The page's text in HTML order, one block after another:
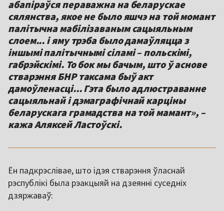
абапіраўся пераважна на беларускае
сялянства, якое не было яшчэ на той момант
палітычна мабілізаваным сацыяльным
слоем... і яму трэба было дамаўляцца з
іншымі палітычнымі сіламі – польскімі,
габрэйскімі. То бок мы бачым, што ў аснове
стварэння БНР таксама быў акт
дамоўленасці... Гэта было адлюстраванне
сацыяльнай і дэмаграфічнай карціны
беларускага грамадства на той мамант», –
кажа Аляксей Ластоўскі.
Ён падкрэслівае, што ідэя стварэння ўласнай
рэспублікі была рэакцыяй на дзеянні суседніх
дзяржаваў: